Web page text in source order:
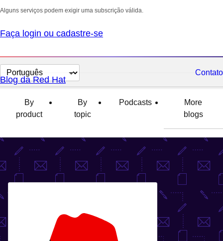
Alguns serviços podem exigir uma subscrição válida.
Faça login ou cadastre-se
Selecionar
idioma
Contato
Blog da Red Hat
By
product
By
topic
Podcasts
More
blogs